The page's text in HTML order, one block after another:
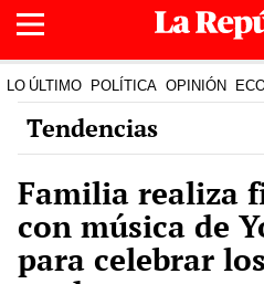
LO ÚLTIMO POLÍTICA OPINIÓN
Tendencias
Familia realiza
con música de
para celebrar